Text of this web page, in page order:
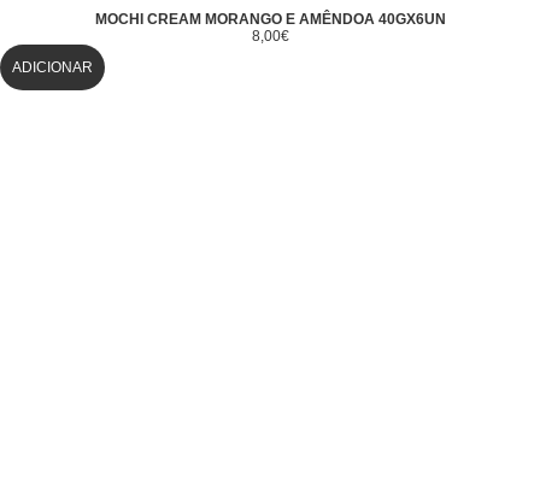
MOCHI CREAM MORANGO E AMÊNDOA 40GX6UN
8,00€
ADICIONAR